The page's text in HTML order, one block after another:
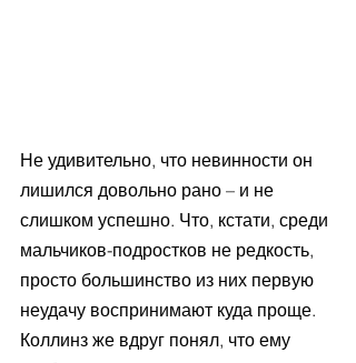
Не удивительно, что невинности он
лишился довольно рано – и не
слишком успешно. Что, кстати, среди
мальчиков-подростков не редкость,
просто большинство из них первую
неудачу воспринимают куда проще.
Коллинз же вдруг понял, что ему